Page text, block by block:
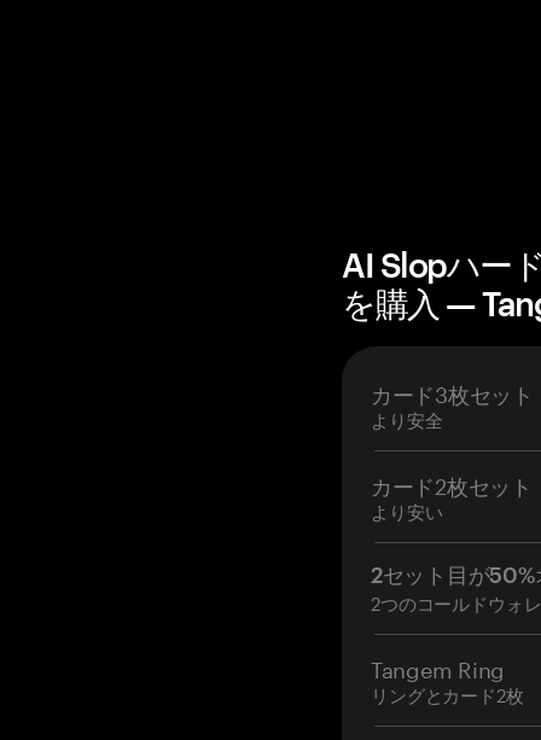
AI Slopハー
を購入 —
カード3枚セット
より安全
カード2枚セット
より安い
2セット目が50%
2つのコールドウォ
Tangem Ring
リングとカード2枚